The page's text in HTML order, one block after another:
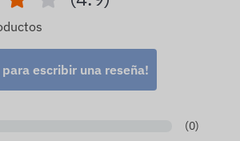
para escribir una reseña!
(0)